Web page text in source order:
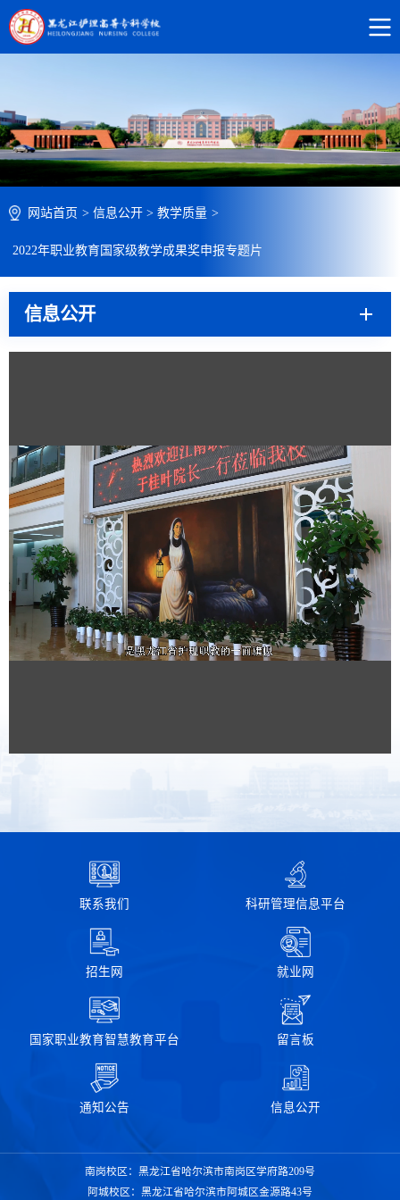
网站首页 > 信息公开 > 教学质量 >
2022年职业教育国家级教学成果奖申报专题片
信息公开
联系我们 科研管理信息平台
招生网 就业网
国家职业教育智慧教育平台 留言板
通知公告 信息公开
南岗校区：黑龙江省哈尔滨市南岗区学府路209号
阿城校区：黑龙江省哈尔滨市阿城区金源路43号